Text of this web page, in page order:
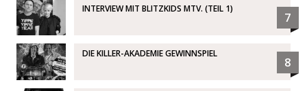
INTERVIEW MIT BLITZKIDS MTV. (TEIL 1)
7
DIE KILLER-AKADEMIE GEWINNSPIEL
8